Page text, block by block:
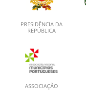
PRESIDÊNCIA DA
REPÚBLICA
ASSOCIAÇÃO